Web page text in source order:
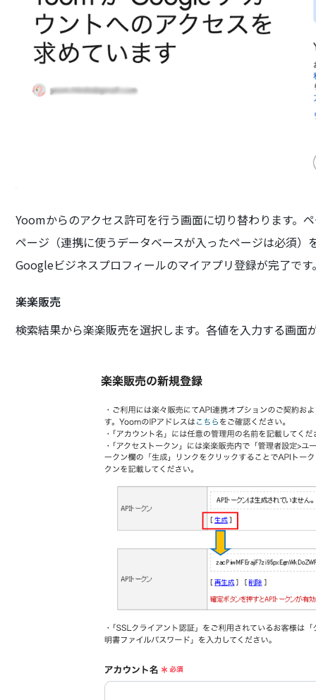
Yoomからのアクセス許可を行う画面に切り替わります。
ページ（連携に使うデータベースが入ったページは必須
Googleビジネスプロフィールのマイアプリ登録が完了です
楽楽販売
検索結果から楽楽販売を選択します。各値を入力する画面